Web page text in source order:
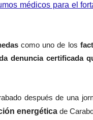
médicos para el
como uno de los
denuncia certificada
después de una
energética de